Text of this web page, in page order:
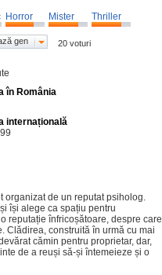
Horror Mister Thriller
gen 20 voturi
în România
internațională
organizat de un reputat psiholog.
își alege ca spațiu pentru
reputație înfricoșătoare, despre care
Clădirea, construită în urmă cu mai
cămin pentru proprietar, dar,
de a reuși să-și întemeieze și o